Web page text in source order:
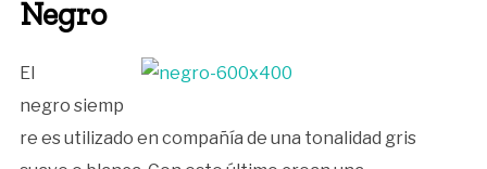
Negro
El
negro siemp
re es utilizado en compañía de una tonalidad gris